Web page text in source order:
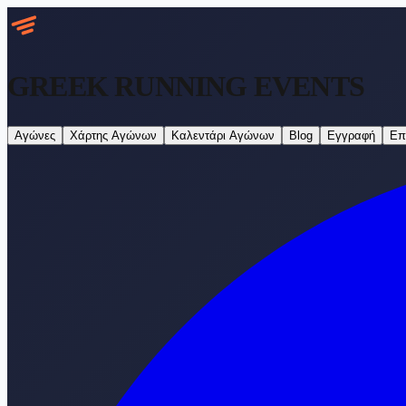
GREEK RUNNING EVENTS
Αγώνες Χάρτης Αγώνων Καλεντάρι Αγώνων Blog Εγγραφή